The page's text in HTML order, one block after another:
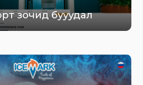
зочид бууудал